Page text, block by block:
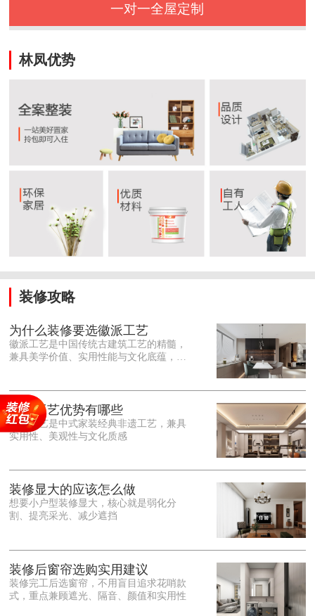
一对一全屋定制
林凤优势
装修攻略
为什么装修要选徽派工艺
徽派工艺是中国传统古建筑工艺的精髓，
兼具美学价值、实用性能与文化底蕴，优
雕细琢的砖、木、石雕为特色，线条古朴
大气，意境悠远，自带东方中式雅致韵
味，耐看且不易过时。<o:p></o:p> 在工
艺品质上，徽派工艺遵循古法匠心工序，
保耐用，抗风化、耐腐蚀，使用
徽派工艺优势有哪些
徽派工艺是中式家装经典非遗工艺，兼具
实用性、美观性与文化质感
装修显大的应该怎么做
想要小户型装修显大，核心就是弱化分
割、提亮采光、减少遮挡
装修后窗帘选购实用建议
装修完工后选窗帘，不用盲目追求花哨款
式，重点兼顾遮光、隔音、颜值和实用性